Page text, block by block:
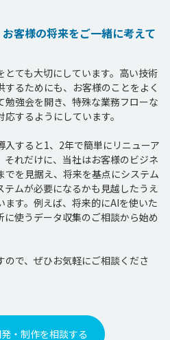
客様の将来をご一緒に考えて
ても大切にしています。高い技術
るためにも、お客様のことをよく
強会を開き、特殊な業務フローな
するようにしています。
すると1、2年で簡単にリニューア
れだけに、当社はお客様のビジネ
でを見据え、将来を基点にシステム
ムが必要になるかも見越したうえ
す。例えば、将来的にAIを使いた
使うデータ収集のご相談から始め
ので、ぜひお気軽にご相談くださ
・制作を相談する